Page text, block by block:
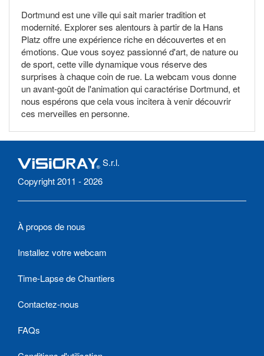
Dortmund est une ville qui sait marier tradition et
modernité. Explorer ses alentours à partir de la Hans
Platz offre une expérience riche en découvertes et en
émotions. Que vous soyez passionné d'art, de nature ou
de sport, cette ville dynamique vous réserve des
surprises à chaque coin de rue. La webcam vous donne
un avant-goût de l'animation qui caractérise Dortmund, et
nous espérons que cela vous incitera à venir découvrir
ces merveilles en personne.
S.r.l.
Copyright 2011 - 2026
À propos de nous
Installez votre webcam
Time-Lapse de Chantiers
Contactez-nous
FAQs